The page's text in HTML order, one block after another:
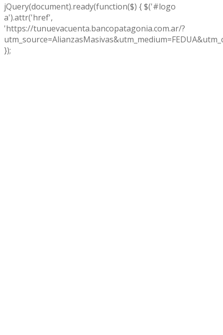
jQuery(document).ready(function($) { $('#logo
a').attr('href',
'https://tunuevacuenta.bancopatagonia.com.ar/?
});